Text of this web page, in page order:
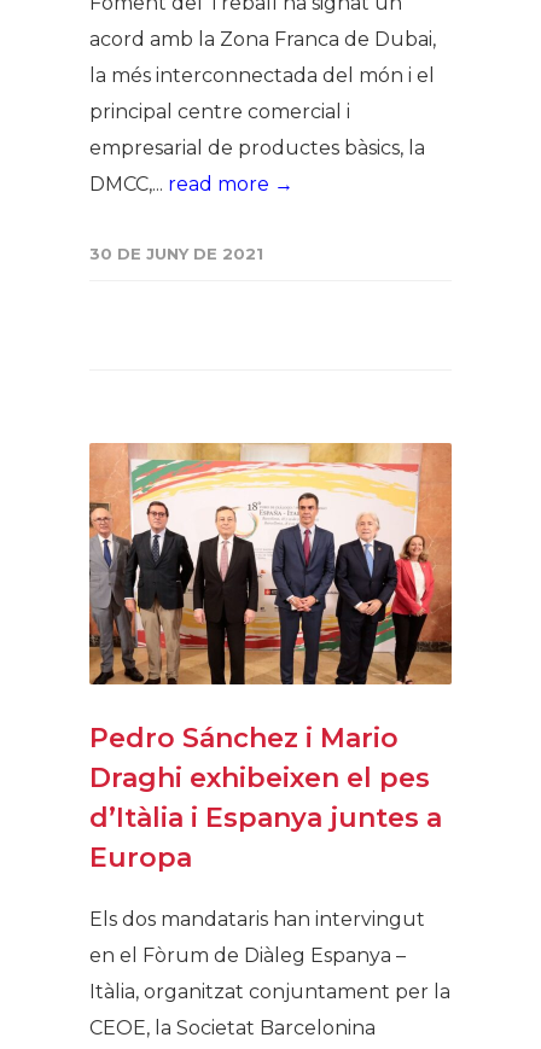
acord amb la Zona Franca de Dubai,
la més interconnectada del món i el
principal centre comercial i
empresarial de productes bàsics, la
DMCC,... read more →
30 DE JUNY DE 2021
Pedro Sánchez i Mario
Draghi exhibeixen el pes
d’Itàlia i Espanya juntes a
Europa
Els dos mandataris han intervingut
en el Fòrum de Diàleg Espanya –
Itàlia, organitzat conjuntament per la
CEOE, la Societat Barcelonina